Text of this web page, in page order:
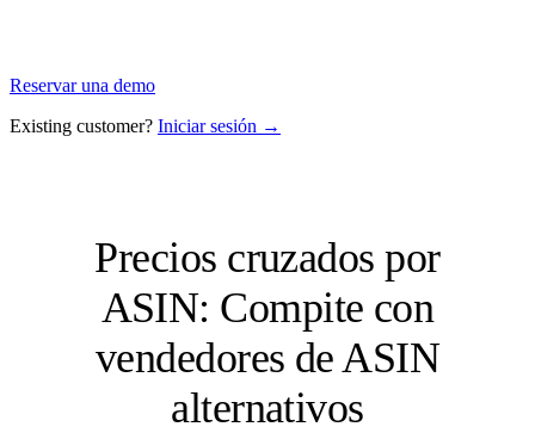
Reservar una demo
Existing customer? Iniciar sesión →
Precios cruzados por
ASIN: Compite con
vendedores de ASIN
alternativos